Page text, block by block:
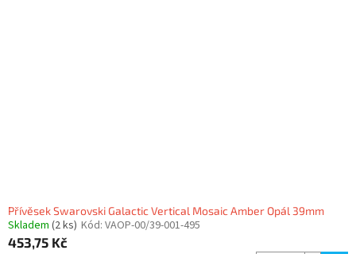
Přívěsek Swarovski Galactic Vertical Mosaic Amber Opál 39mm
Skladem (2 ks) Kód: VAOP-00/39-001-495
453,75 Kč